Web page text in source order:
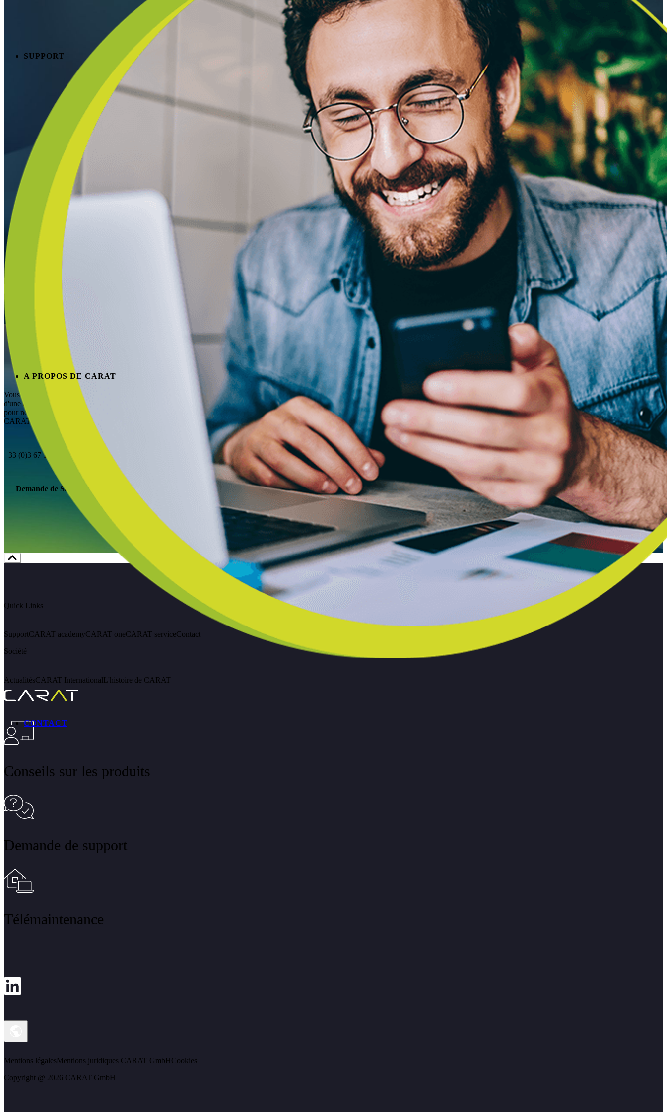
SUPPORT
A PROPOS DE CARAT
CONTACT
Vous avez besoin
d'une aide rapide
pour nos produits
CARAT?
+33 (0)3 67 10 94 00
Demande de Support Vers Carat Academy
Quick Links
SupportCARAT academyCARAT oneCARAT serviceContact
Société
ActualitésCARAT InternationalL'histoire de CARAT
Conseils sur les produits
Demande de support
Télémaintenance
Mentions légalesMentions juridiques CARAT GmbHCookies
Copyright @ 2026 CARAT GmbH